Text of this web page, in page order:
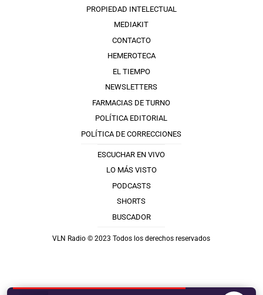
PROPIEDAD INTELECTUAL
MEDIAKIT
CONTACTO
HEMEROTECA
EL TIEMPO
NEWSLETTERS
FARMACIAS DE TURNO
POLÍTICA EDITORIAL
POLÍTICA DE CORRECCIONES
ESCUCHAR EN VIVO
LO MÁS VISTO
PODCASTS
SHORTS
BUSCADOR
VLN Radio © 2023 Todos los derechos reservados